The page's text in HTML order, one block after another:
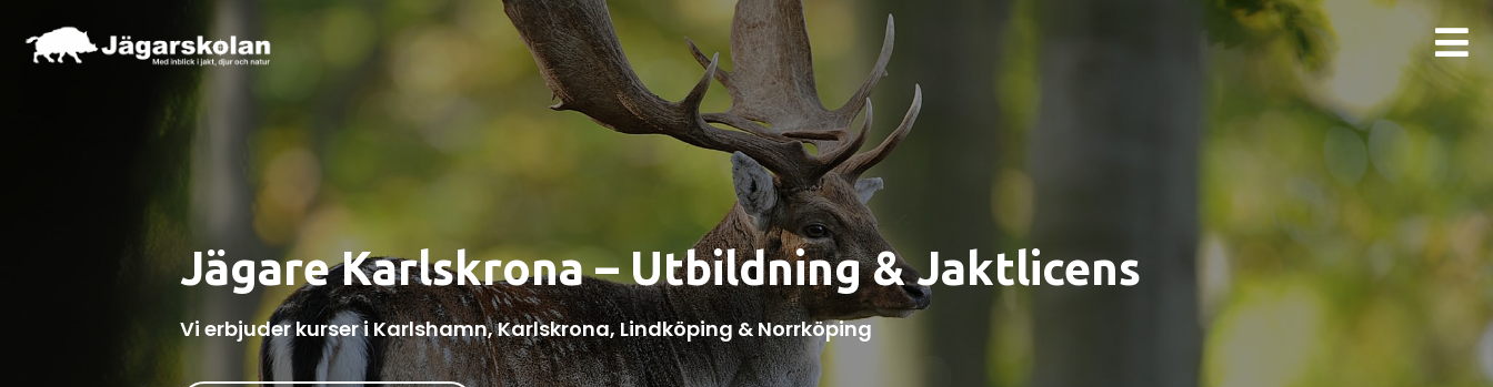
Jägare Karlskrona – Utbildning & Jaktlicens
Vi erbjuder kurser i Karlshamn, Karlskrona, Lindköping & Norrköping